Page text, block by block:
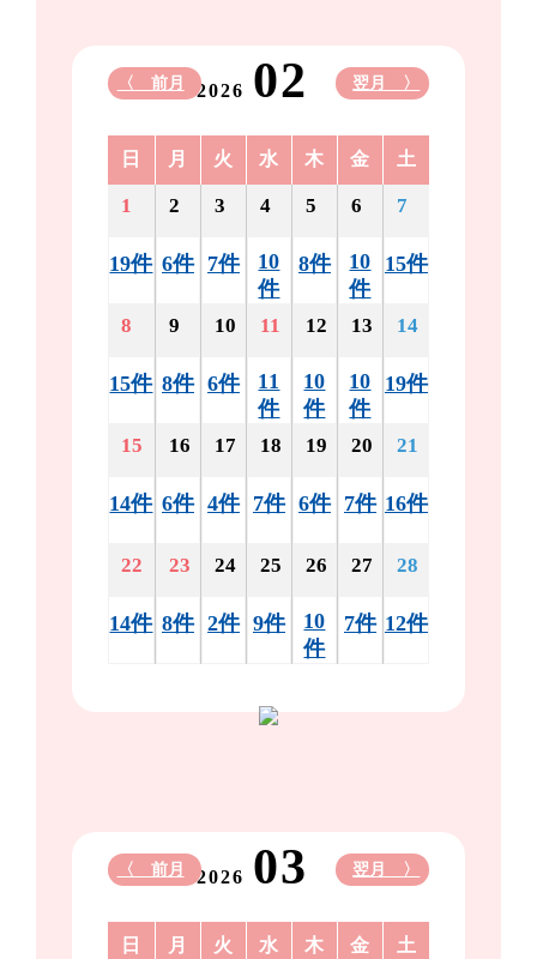
2026 02
〈 前月 翌月 〉
日 月 火 水 木 金 土
1
19件
2
6件
3
7件
4
10
件
5
8件
6
10
件
7
15件
8
15件
9
8件
10
6件
11
11
件
12
10
件
13
10
件
14
19件
15
14件
16
6件
17
4件
18
7件
19
6件
20
7件
21
16件
22
14件
23
8件
24
2件
25
9件
26
10
件
27
7件
28
12件
2026 03
〈 前月 翌月 〉
日 月 火 水 木 金 土